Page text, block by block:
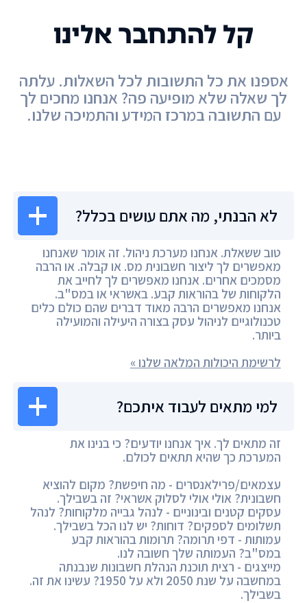
לא הבנתי, מה אתם עושים בכלל?
טוב ששאלת. אנחנו מערכת ניהול. זה אומר שאנחנו
מאפשרים לך ליצור חשבונית מס. או קבלה. או הרבה
מסמכים אחרים. אנחנו מאפשרים לך לחייב את
הלקוחות של בהוראות קבע. באשראי או במס"ב.
אנחנו מאפשרים הרבה מאוד דברים שהם כולם כלים
טכנולוגיים לניהול עסק בצורה היעילה והמועילה
ביותר.
לרשימת היכולות המלאה שלנו »
למי מתאים לעבוד איתכם?
זה מתאים לך. איך אנחנו יודעים? כי בנינו את
המערכת כך שהיא תתאים לכולם.
עצמאים/פרילאנסרים - מה חיפשת? מקום להוציא
חשבונית? אולי אולי לסלוק אשראי? זה בשבילך.
עסקים קטנים ובינוניים - לנהל גבייה מלקוחות? לנהל
תשלומים לספקים? דוחות? יש לנו הכל בשבילך.
עמותות - דפי תרומה? תרומות בהוראות קבע
במס"ב? העמותה שלך חשובה לנו.
מייצגים - רצית תוכנת הנהלת חשבונות שנבנתה
במחשבה על שנת 2050 ולא על 1950? עשינו את זה.
בשבילך.
קל להתחבר אלינו
אספנו את כל התשובות לכל השאלות. עלתה
לך שאלה שלא מופיעה פה? אנחנו מחכים לך
עם התשובה במרכז המידע והתמיכה שלנו.